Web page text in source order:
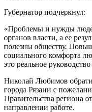
Губернатор подчеркнул:
«Проблемы и нужды
органов власти, а ее
полезны обществу.
социального комфорта
это реальное
Николай Любимов
города Рязани с
Правительства региона
направлении работе.